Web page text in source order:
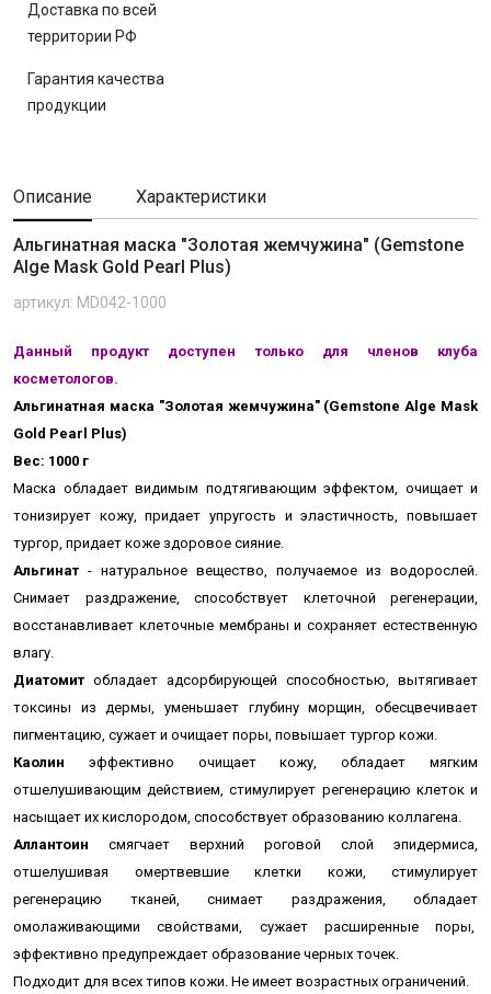
Доставка по всей
территории РФ
Гарантия качества
продукции
Описание Характеристики
Альгинатная маска "Золотая жемчужина" (Gemstone
Alge Mask Gold Pearl Plus)
артикул: MD042-1000
Данный продукт доступен только для членов клуба
косметологов.
Альгинатная маска "Золотая жемчужина" (Gemstone Alge Mask
Gold Pearl Plus)
Вес: 1000 г
Маска обладает видимым подтягивающим эффектом, очищает и
тонизирует кожу,придает упругость и эластичность, повышает
тургор, придает коже здоровое сияние.
Альгинат - натуральное вещество, получаемое из водорослей.
Снимает раздражение, способствует клеточной регенерации,
восстанавливает клеточные мембраны и сохраняет естественную
влагу.
Диатомит обладает адсорбирующей способностью, вытягивает
токсины из дермы, уменьшает глубину морщин, обесцвечивает
пигментацию, сужает и очищает поры, повышает тургор кожи.
Каолин эффективно очищает кожу, обладает мягким
отшелушивающим действием, стимулирует регенерацию клеток и
насыщает их кислородом, способствует образованию коллагена.
Аллантоин смягчает верхний роговой слой эпидермиса,
отшелушивая омертвевшие клетки кожи, стимулирует
регенерацию тканей, снимает раздражения, обладает
омолаживающими свойствами, сужает расширенные поры,
эффективно предупреждает образование черных точек.
Подходит для всех типов кожи. Не имеет возрастных ограничений.